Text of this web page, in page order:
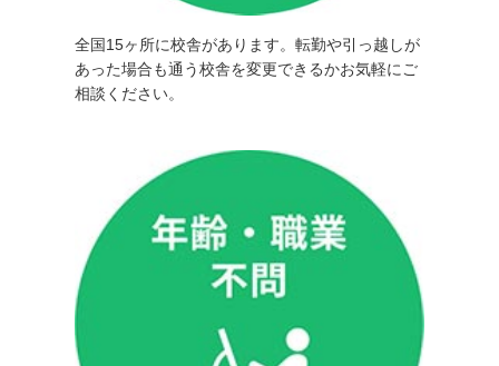
全国15ヶ所に校舎があります。転勤や引っ越しが
あった場合も通う校舎を変更できるかお気軽にご
相談ください。